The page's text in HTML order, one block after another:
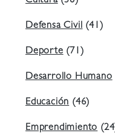
Defensa Civil(41)
Deporte(71)
Desarrollo Humano
Educación(46)
Emprendimiento